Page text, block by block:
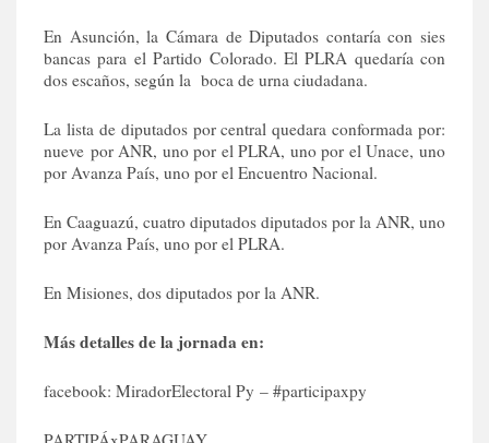
En Asunción, la Cámara de Diputados contaría con sies
bancas para el Partido Colorado. El PLRA quedaría con
dos escaños, según la boca de urna ciudadana.
La lista de diputados por central quedara conformada por:
nueve por ANR, uno por el PLRA, uno por el Unace, uno
por Avanza País, uno por el Encuentro Nacional.
En Caaguazú, cuatro diputados diputados por la ANR, uno
por Avanza País, uno por el PLRA.
En Misiones, dos diputados por la ANR.
Más detalles de la jornada en:
facebook: MiradorElectoral Py – #participaxpy